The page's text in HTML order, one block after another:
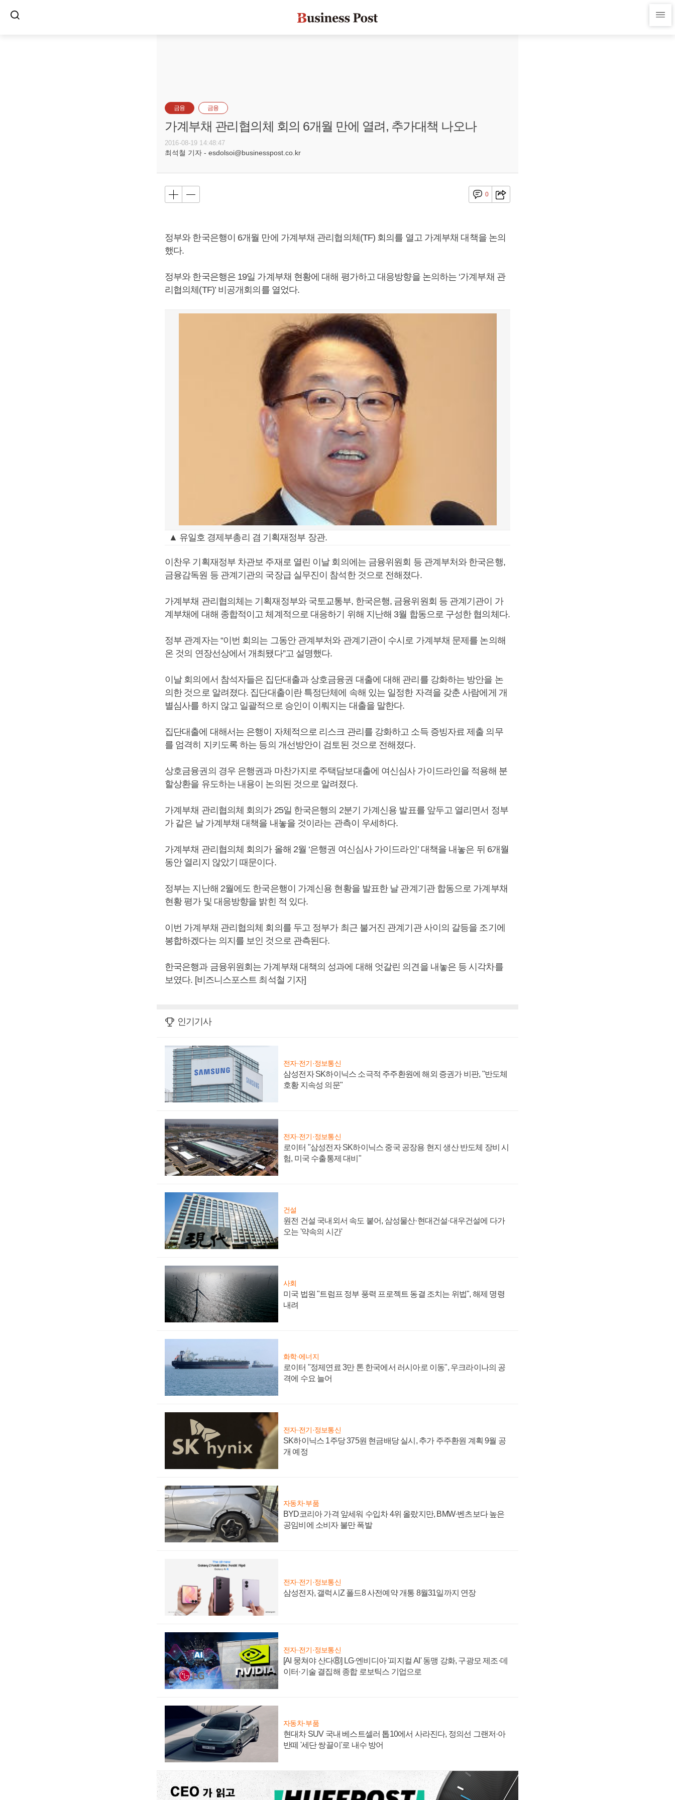
금융 금융
가계부채 관리협의체 회의 6개월 만에 열려, 추가대책 나오나
2016-08-19 14:48:47
최석철 기자 - esdolsoi@businesspost.co.kr
0
정부와 한국은행이 6개월 만에 가계부채 관리협의체(TF) 회의를 열고 가계부채 대책을 논의
했다.
정부와 한국은행은 19일 가계부채 현황에 대해 평가하고 대응방향을 논의하는 ‘가계부채 관
리협의체(TF)’ 비공개회의를 열었다.
▲ 유일호 경제부총리 겸 기획재정부 장관.
이찬우 기획재정부 차관보 주재로 열린 이날 회의에는 금융위원회 등 관계부처와 한국은행,
금융감독원 등 관계기관의 국장급 실무진이 참석한 것으로 전해졌다.
가계부채 관리협의체는 기획재정부와 국토교통부, 한국은행, 금융위원회 등 관계기관이 가
계부채에 대해 종합적이고 체계적으로 대응하기 위해 지난해 3월 합동으로 구성한 협의체다.
정부 관계자는 “이번 회의는 그동안 관계부처와 관계기관이 수시로 가계부채 문제를 논의해
온 것의 연장선상에서 개최됐다”고 설명했다.
이날 회의에서 참석자들은 집단대출과 상호금융권 대출에 대해 관리를 강화하는 방안을 논
의한 것으로 알려졌다. 집단대출이란 특정단체에 속해 있는 일정한 자격을 갖춘 사람에게 개
별심사를 하지 않고 일괄적으로 승인이 이뤄지는 대출을 말한다.
집단대출에 대해서는 은행이 자체적으로 리스크 관리를 강화하고 소득 증빙자료 제출 의무
를 엄격히 지키도록 하는 등의 개선방안이 검토된 것으로 전해졌다.
상호금융권의 경우 은행권과 마찬가지로 주택담보대출에 여신심사 가이드라인을 적용해 분
할상환을 유도하는 내용이 논의된 것으로 알려졌다.
가계부채 관리협의체 회의가 25일 한국은행의 2분기 가계신용 발표를 앞두고 열리면서 정부
가 같은 날 가계부채 대책을 내놓을 것이라는 관측이 우세하다.
가계부채 관리협의체 회의가 올해 2월 ‘은행권 여신심사 가이드라인’ 대책을 내놓은 뒤 6개월
동안 열리지 않았기 때문이다.
정부는 지난해 2월에도 한국은행이 가계신용 현황을 발표한 날 관계기관 합동으로 가계부채
현황 평가 및 대응방향을 밝힌 적 있다.
이번 가계부채 관리협의체 회의를 두고 정부가 최근 불거진 관계기관 사이의 갈등을 조기에
봉합하겠다는 의지를 보인 것으로 관측된다.
한국은행과 금융위원회는 가계부채 대책의 성과에 대해 엇갈린 의견을 내놓은 등 시각차를
보였다. [비즈니스포스트 최석철 기자]
인기기사
전자·전기·정보통신
삼성전자 SK하이닉스 소극적 주주환원에 해외 증권가 비판, "반도체
호황 지속성 의문"
전자·전기·정보통신
로이터 "삼성전자 SK하이닉스 중국 공장용 현지 생산 반도체 장비 시
험, 미국 수출통제 대비"
건설
원전 건설 국내외서 속도 붙어, 삼성물산·현대건설·대우건설에 다가
오는 '약속의 시간'
사회
미국 법원 "트럼프 정부 풍력 프로젝트 동결 조치는 위법", 해제 명령
내려
화학·에너지
로이터 "정제연료 3만 톤 한국에서 러시아로 이동", 우크라이나의 공
격에 수요 늘어
전자·전기·정보통신
SK하이닉스 1주당 375원 현금배당 실시, 추가 주주환원 계획 9월 공
개 예정
자동차·부품
BYD코리아 가격 앞세워 수입차 4위 올랐지만, BMW·벤츠보다 높은
공임비에 소비자 불만 폭발
전자·전기·정보통신
삼성전자, 갤럭시Z 폴드8 사전예약 개통 8월31일까지 연장
전자·전기·정보통신
[AI 뭉쳐야 산다⑧] LG·엔비디아 '피지컬 AI' 동맹 강화, 구광모 제조·데
이터·기술 결집해 종합 로보틱스 기업으로
자동차·부품
현대차 SUV 국내 베스트셀러 톱10에서 사라진다, 정의선 그랜저·아
반떼 '세단 쌍끌이'로 내수 방어